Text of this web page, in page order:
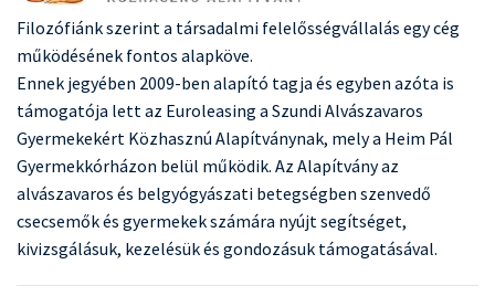
Filozófiánk szerint a társadalmi felelősségvállalás egy cég
működésének fontos alapköve.
Ennek jegyében 2009-ben alapító tagja és egyben azóta is
támogatója lett az Euroleasing a Szundi Alvászavaros
Gyermekekért Közhasznú Alapítványnak, mely a Heim Pál
Gyermekkórházon belül működik. Az Alapítvány az
alvászavaros és belgyógyászati betegségben szenvedő
csecsemők és gyermekek számára nyújt segítséget,
kivizsgálásuk, kezelésük és gondozásuk támogatásával.